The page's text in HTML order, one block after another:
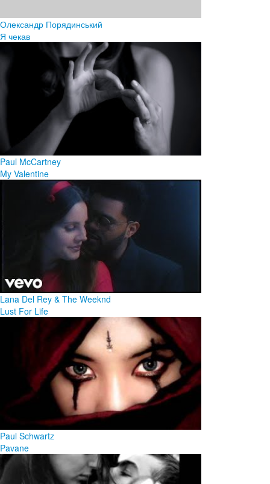
Олександр Порядинський
Я чекав
Paul McCartney
My Valentine
Lana Del Rey & The Weeknd
Lust For Life
Paul Schwartz
Pavane